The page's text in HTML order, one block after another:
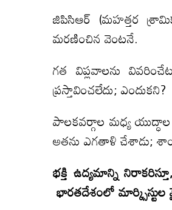
జిపిసిఆర్ (మహత్తర
మరణించిన వెంటనే.
గత విప్లవాలను
ప్రస్తావించలేదు; ఎందుకని?
పాలకవర్గాల మధ్య
అతను ఎగతాళి చేశాడు;
భక్తి ఉద్యమాన్ని నిరాకరిస్తూ,
భారతదేశంలో